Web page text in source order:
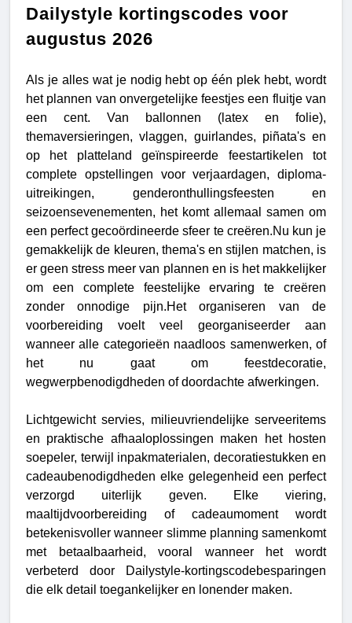
Dailystyle kortingscodes voor
augustus 2026
Als je alles wat je nodig hebt op één plek hebt, wordt
het plannen van onvergetelijke feestjes een fluitje van
een cent. Van ballonnen (latex en folie),
themaversieringen, vlaggen, guirlandes, piñata's en
op het platteland geïnspireerde feestartikelen tot
complete opstellingen voor verjaardagen, diploma-
uitreikingen, genderonthullingsfeesten en
seizoensevenementen, het komt allemaal samen om
een perfect gecoördineerde sfeer te creëren.Nu kun je
gemakkelijk de kleuren, thema's en stijlen matchen, is
er geen stress meer van plannen en is het makkelijker
om een complete feestelijke ervaring te creëren
zonder onnodige pijn.Het organiseren van de
voorbereiding voelt veel georganiseerder aan
wanneer alle categorieën naadloos samenwerken, of
het nu gaat om feestdecoratie,
wegwerpbenodigdheden of doordachte afwerkingen.
Lichtgewicht servies, milieuvriendelijke serveeritems
en praktische afhaaloplossingen maken het hosten
soepeler, terwijl inpakmaterialen, decoratiestukken en
cadeaubenodigdheden elke gelegenheid een perfect
verzorgd uiterlijk geven. Elke viering,
maaltijdvoorbereiding of cadeaumoment wordt
betekenisvoller wanneer slimme planning samenkomt
met betaalbaarheid, vooral wanneer het wordt
verbeterd door Dailystyle-kortingscodebesparingen
die elk detail toegankelijker en lonender maken.